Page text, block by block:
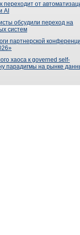
переходит от
AI
обсудили переход на
систем
партнерской
хаоса к governed self-
парадигмы на рынке